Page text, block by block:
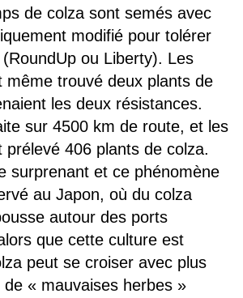
de colza sont semés avec
modifié pour tolérer
ou Liberty). Les
même trouvé deux plants de
les deux résistances.
sur 4500 km de route, et les
prélevé 406 plants de colza.
surprenant et ce phénomène
au Japon, où du colza
autour des ports
que cette culture est
peut se croiser avec plus
« mauvaises herbes »